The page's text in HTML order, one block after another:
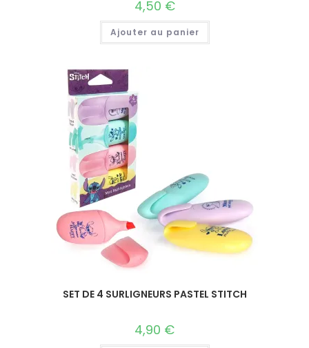
4,50 €
Ajouter au panier
SET DE 4 SURLIGNEURS PASTEL STITCH
4,90 €